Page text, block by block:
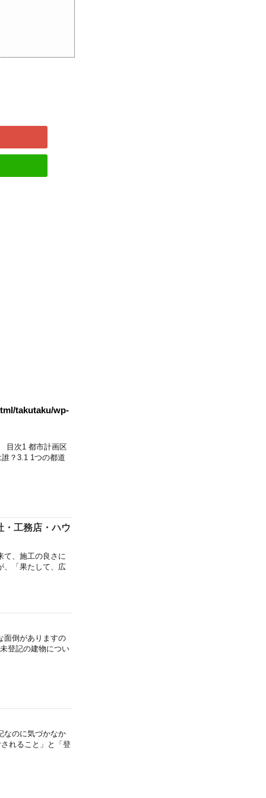
takutaku/wp-
目次1 都市計画区
？3.1 1つの都道
・工務店・ハウ
て、施工の良さに
、「果たして、広
面倒がありますの
登記の建物につい
なのに気づかなか
れること」と「登